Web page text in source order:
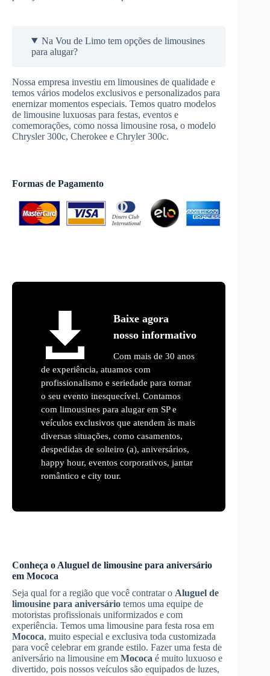
Na Vou de Limo tem opções de limousines
para alugar?
Nossa empresa investiu em limousines de qualidade e
temos vários modelos exclusivos e personalizados para
enernizar momentos especiais. Temos quatro modelos
de limousine luxuosas para festas, eventos e
comemorações, como nossa limousine rosa, o modelo
Chrysler 300c, Cherokee e Chryler 300c.
Formas de Pagamento
Baixe agora
nosso informativo
Com mais de 30 anos
de experiência, atuamos com
profissionalismo e seriedade para tornar
o seu evento inesquecível. Contamos
com limousines para alugar em SP e
veículos exclusivos que atendem às mais
diversas situações, como casamentos,
despedidas de solteiro (a), aniversários,
happy hour, eventos corporativos, jantar
romântico e city tour.
Conheça o Aluguel de limousine para aniversário
em Mococa
Seja qual for a região que você contratar o Aluguel de
limousine para aniversário temos uma equipe de
motoristas profissionais uniformizados e com
experiência. Temos uma limousine para festa rosa em
Mococa, muito especial e exclusiva toda customizada
para você celebrar em grande estilo. Fazer uma festa de
aniversário na limousine em Mococa é muito luxuoso e
divertido, pois nossos veículos são equipados de luzes,